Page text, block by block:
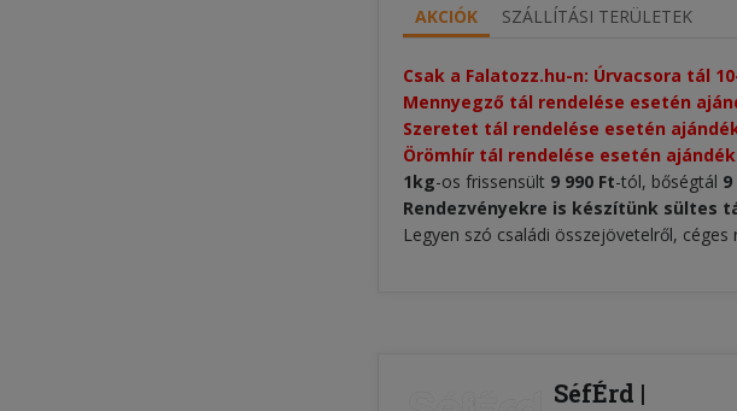
AKCIÓK SZÁLLÍTÁSI TERÜLETEK
Csak a Falatozz.hu-n: Úrvacsora tál
Mennyegző tál rendelése esetén
Szeretet tál rendelése esetén
Örömhír tál rendelése esetén ajándék
1kg-os frissensült 9 990 Ft-tól, bőségtál 9
Rendezvényekre is készítünk sültes
Legyen szó családi összejövetelről,
SéfÉrd